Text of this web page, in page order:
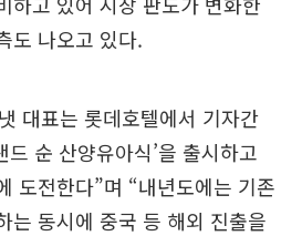
도 나오고 있다.
대표는 롯데호텔에서 기자간
드 순 산양유아식’을 출시하고
도전한다”며 “내년도에는 기존
는 동시에 중국 등 해외 진출을